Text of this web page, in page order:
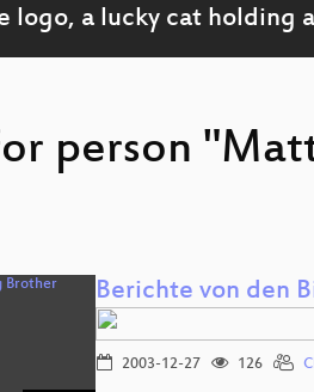
person
Berichte von den
2003-12-27 126